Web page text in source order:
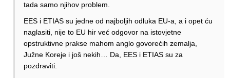
tada samo njihov problem.
EES i ETIAS su jedne od najboljih odluka EU-a, a i opet ću
naglasiti, nije to EU hir već odgovor na istovjetne
opstruktivne prakse mahom anglo govorećih zemalja,
Južne Koreje i još nekih… Da, EES i ETIAS su za
pozdraviti.